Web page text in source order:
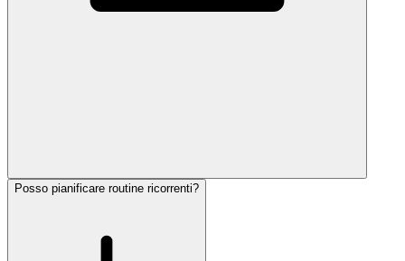
Posso pianificare routine ricorrenti?